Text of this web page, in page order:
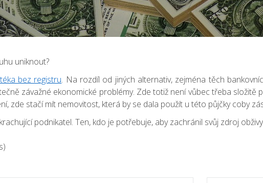
uniknout?
bez registru. Na rozdíl od jiných alternativ, zejména těch
závažné ekonomické problémy. Zde totiž není vůbec třeba
zde stačí mít nemovitost, která by se dala použít u této půjčky coby
podnikatel. Ten, kdo je potřebuje, aby zachránil svůj zdroj